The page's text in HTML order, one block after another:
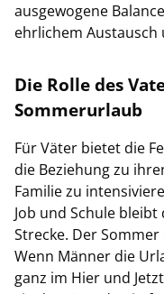
ausgewogene
ehrlichem Austausch
Die Rolle des
Sommerurlaub
Für Väter bietet die
die Beziehung zu
Familie zu
Job und Schule
Strecke. Der
Wenn Männer die
ganz im Hier und